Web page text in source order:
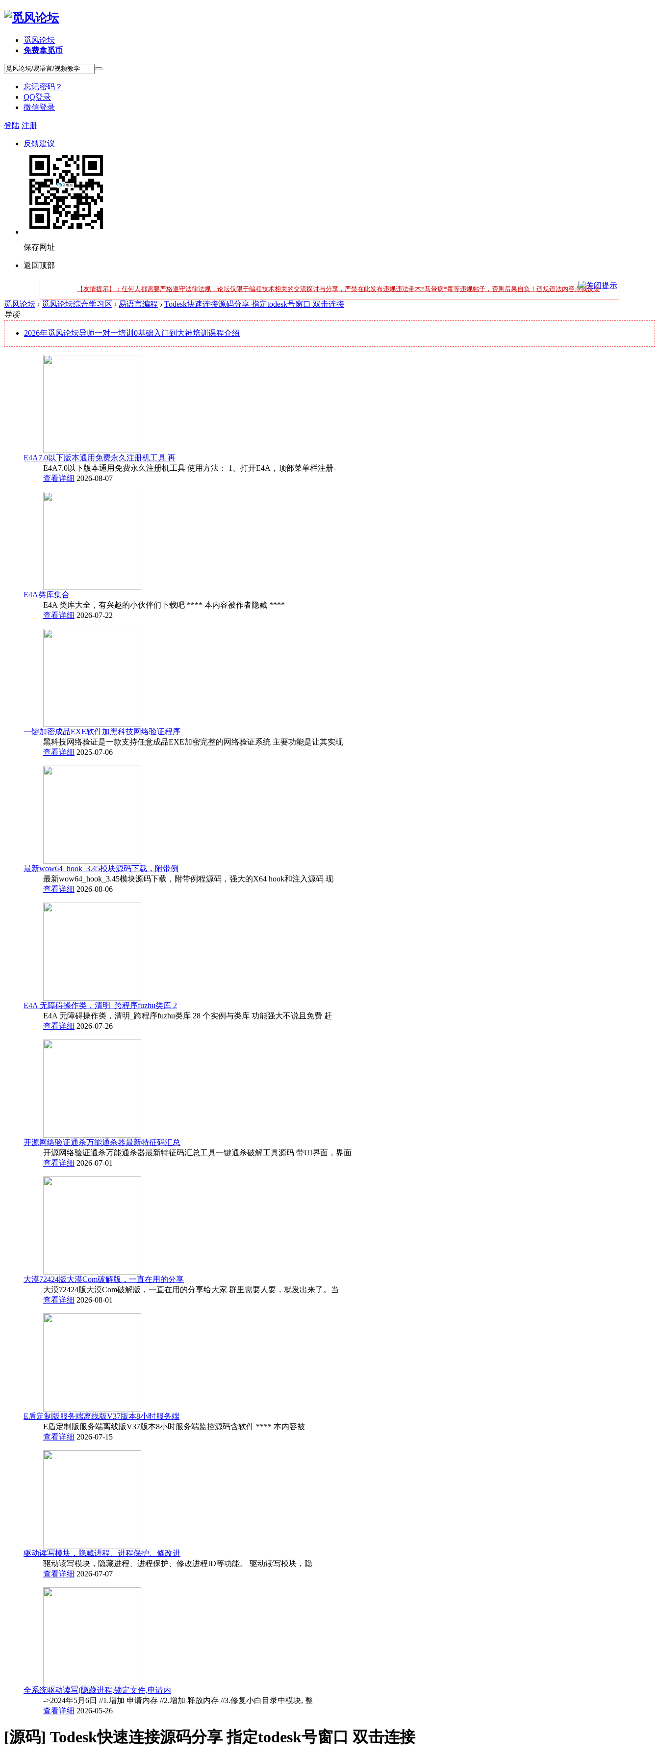
觅风论坛
免费拿觅币
忘记密码？
QQ登录
微信登录
登陆 注册
反馈建议
保存网址
返回顶部
【友情提示】：任何人都需要严格遵守法律法规，论坛仅限于编程技术相关的交流探讨与分享，严禁在此发布违规违法带木*马带病*毒等违规帖子，否则后果自负！违规违法内容点我反馈
觅风论坛 › 觅风论坛综合学习区 › 易语言编程 › Todesk快速连接源码分享 指定todesk号窗口 双击连接
导读
2026年觅风论坛导师一对一培训0基础入门到大神培训课程介绍
E4A7.0以下版本通用免费永久注册机工具 再
E4A7.0以下版本通用免费永久注册机工具 使用方法： 1、打开E4A，顶部菜单栏注册-
查看详细 2026-08-07
E4A类库集合
E4A 类库大全，有兴趣的小伙伴们下载吧 **** 本内容被作者隐藏 ****
查看详细 2026-07-22
一键加密成品EXE软件加黑科技网络验证程序
黑科技网络验证是一款支持任意成品EXE加密完整的网络验证系统 主要功能是让其实现
查看详细 2025-07-06
最新wow64_hook_3.45模块源码下载，附带例
最新wow64_hook_3.45模块源码下载，附带例程源码，强大的X64 hook和注入源码 现
查看详细 2026-08-06
E4A 无障碍操作类，清明_跨程序fuzhu类库 2
E4A 无障碍操作类，清明_跨程序fuzhu类库 28 个实例与类库 功能强大不说且免费 赶
查看详细 2026-07-26
开源网络验证通杀万能通杀器最新特征码汇总
开源网络验证通杀万能通杀器最新特征码汇总工具一键通杀破解工具源码 带UI界面，界面
查看详细 2026-07-01
大漠72424版大漠Com破解版，一直在用的分享
大漠72424版大漠Com破解版，一直在用的分享给大家 群里需要人要，就发出来了。当
查看详细 2026-08-01
E盾定制版服务端离线版V37版本8小时服务端
E盾定制版服务端离线版V37版本8小时服务端监控源码含软件 **** 本内容被
查看详细 2026-07-15
驱动读写模块，隐藏进程、进程保护、修改进
驱动读写模块，隐藏进程、进程保护、修改进程ID等功能。 驱动读写模块，隐
查看详细 2026-07-07
全系统驱动读写(隐藏进程,锁定文件,申请内
->2024年5月6日 //1.增加 申请内存 //2.增加 释放内存 //3.修复小白目录中模块, 整
查看详细 2026-05-26
[源码] Todesk快速连接源码分享 指定todesk号窗口 双击连接